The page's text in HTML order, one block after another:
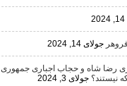
جولای 14, 2024
رضا شاه و حجاب اجباری جمهوری
نیستند؟ جولای 3, 2024